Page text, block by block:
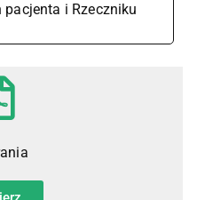
i Rzeczniku